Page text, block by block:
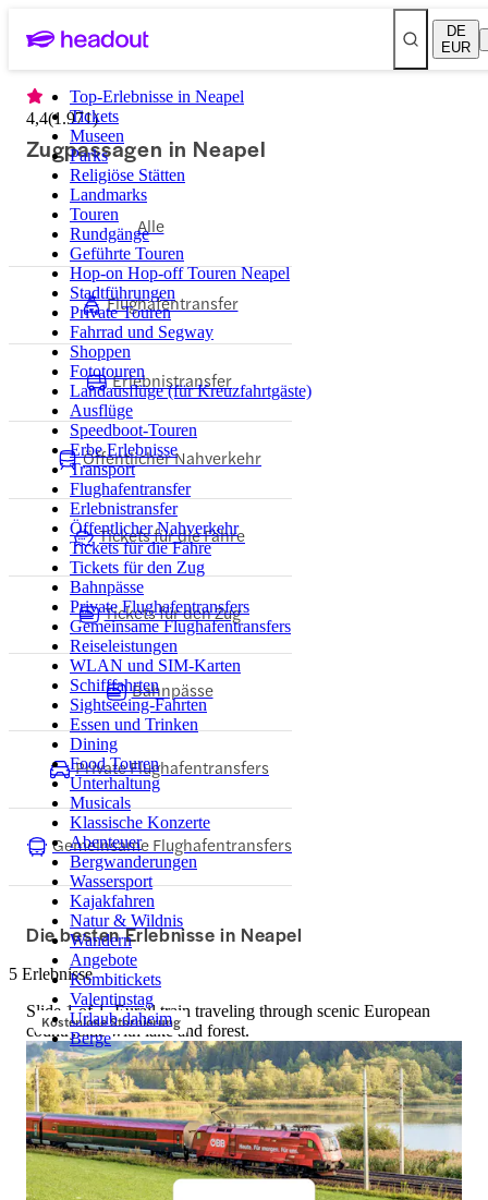
DE
EUR
Top-Erlebnisse in Neapel
Tickets
Museen
Parks
Religiöse Stätten
Landmarks
Touren
Rundgänge
Geführte Touren
Hop-on Hop-off Touren Neapel
Stadtführungen
Private Touren
Fahrrad und Segway
Shoppen
Fototouren
Landausflüge (für Kreuzfahrtgäste)
Ausflüge
Speedboot-Touren
Erbe Erlebnisse
Transport
Flughafentransfer
Erlebnistransfer
Öffentlicher Nahverkehr
Tickets für die Fähre
Tickets für den Zug
Bahnpässe
Private Flughafentransfers
Gemeinsame Flughafentransfers
Reiseleistungen
WLAN und SIM-Karten
Schifffahrten
Sightseeing-Fahrten
Essen und Trinken
Dining
Food Touren
Unterhaltung
Musicals
Klassische Konzerte
Abenteuer
Bergwanderungen
Wassersport
Kajakfahren
Natur & Wildnis
Wandern
Angebote
Kombitickets
Valentinstag
Urlaub daheim
Berge
4,4(1.971)
Zugpassagen in Neapel
Alle
Flughafentransfer
Erlebnistransfer
Öffentlicher Nahverkehr
Tickets für die Fähre
Tickets für den Zug
Bahnpässe
Private Flughafentransfers
Gemeinsame Flughafentransfers
Die besten Erlebnisse in Neapel
5 Erlebnisse
Kostenlose Stornierung
Slide 1 of 1, Eurail train traveling through scenic European
countryside with lake and forest.